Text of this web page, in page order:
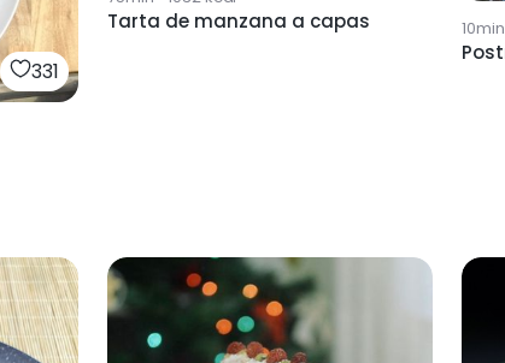
331
Tarta de manzana a capas 10min